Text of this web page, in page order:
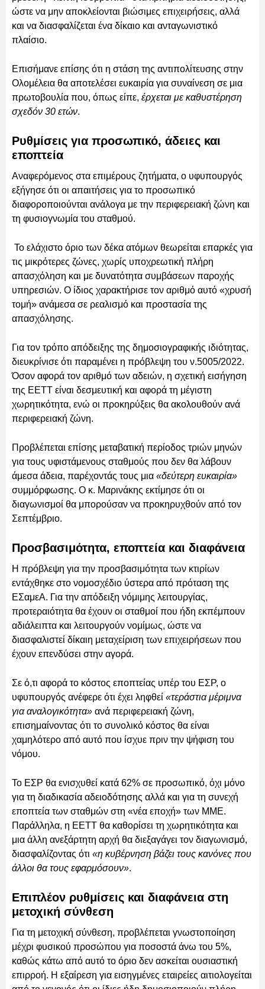
ώστε να μην αποκλείονται βιώσιμες επιχειρήσεις, αλλά
και να διασφαλίζεται ένα δίκαιο και ανταγωνιστικό
πλαίσιο.
Επισήμανε επίσης ότι η στάση της αντιπολίτευσης στην
Ολομέλεια θα αποτελέσει ευκαιρία για συναίνεση σε μια
πρωτοβουλία που, όπως είπε, έρχεται με καθυστέρηση
σχεδόν 30 ετών.
Ρυθμίσεις για προσωπικό, άδειες και
εποπτεία
Αναφερόμενος στα επιμέρους ζητήματα, ο υφυπουργός
εξήγησε ότι οι απαιτήσεις για το προσωπικό
διαφοροποιούνται ανάλογα με την περιφερειακή ζώνη και
τη φυσιογνωμία του σταθμού.
Το ελάχιστο όριο των δέκα ατόμων θεωρείται επαρκές για
τις μικρότερες ζώνες, χωρίς υποχρεωτική πλήρη
απασχόληση και με δυνατότητα συμβάσεων παροχής
υπηρεσιών. Ο ίδιος χαρακτήρισε τον αριθμό αυτό «χρυσή
τομή» ανάμεσα σε ρεαλισμό και προστασία της
απασχόλησης.
Για τον τρόπο απόδειξης της δημοσιογραφικής ιδιότητας,
διευκρίνισε ότι παραμένει η πρόβλεψη του ν.5005/2022.
Όσον αφορά τον αριθμό των αδειών, η σχετική εισήγηση
της ΕΕΤΤ είναι δεσμευτική και αφορά τη μέγιστη
χωρητικότητα, ενώ οι προκηρύξεις θα ακολουθούν ανά
περιφερειακή ζώνη.
Προβλέπεται επίσης μεταβατική περίοδος τριών μηνών
για τους υφιστάμενους σταθμούς που δεν θα λάβουν
άμεσα άδεια, παρέχοντάς τους μια «δεύτερη ευκαιρία»
συμμόρφωσης. Ο κ. Μαρινάκης εκτίμησε ότι οι
διαγωνισμοί θα μπορούσαν να προκηρυχθούν από τον
Σεπτέμβριο.
Προσβασιμότητα, εποπτεία και διαφάνεια
Η πρόβλεψη για την προσβασιμότητα των κτιρίων
εντάχθηκε στο νομοσχέδιο ύστερα από πρόταση της
ΕΣαμεΑ. Για την απόδειξη νόμιμης λειτουργίας,
προτεραιότητα θα έχουν οι σταθμοί που ήδη εκπέμπουν
αδιάλειπτα και λειτουργούν νομίμως, ώστε να
διασφαλιστεί δίκαιη μεταχείριση των επιχειρήσεων που
έχουν επενδύσει στην αγορά.
Σε ό,τι αφορά το κόστος εποπτείας υπέρ του ΕΣΡ, ο
υφυπουργός ανέφερε ότι έχει ληφθεί «τεράστια μέριμνα
για αναλογικότητα» ανά περιφερειακή ζώνη,
επισημαίνοντας ότι το συνολικό κόστος θα είναι
χαμηλότερο από αυτό που ίσχυε πριν την ψήφιση του
νόμου.
Το ΕΣΡ θα ενισχυθεί κατά 62% σε προσωπικό, όχι μόνο
για τη διαδικασία αδειοδότησης αλλά και για τη συνεχή
εποπτεία των σταθμών στη «νέα εποχή» των ΜΜΕ.
Παράλληλα, η ΕΕΤΤ θα καθορίσει τη χωρητικότητα και
μια άλλη ανεξάρτητη αρχή θα διεξαγάγει τον διαγωνισμό,
διασφαλίζοντας ότι «η κυβέρνηση βάζει τους κανόνες που
άλλοι θα τους εφαρμόσουν».
Επιπλέον ρυθμίσεις και διαφάνεια στη
μετοχική σύνθεση
Για τη μετοχική σύνθεση, προβλέπεται γνωστοποίηση
μέχρι φυσικού προσώπου για ποσοστά άνω του 5%,
καθώς κάτω από αυτό το όριο δεν ασκείται ουσιαστική
επιρροή. Η εξαίρεση για εισηγμένες εταιρείες αιτιολογείται